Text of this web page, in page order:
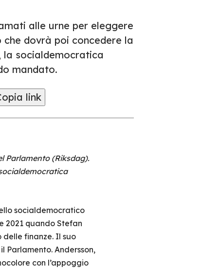
alle urne per eleggere
dovrà poi concedere la
la socialdemocratica
mandato.
link
Parlamento (Riksdag).
socialdemocratico
2021 quando Stefan
delle finanze. Il suo
Parlamento. Andersson,
con l’appoggio